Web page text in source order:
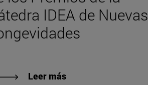
IDEA de Nuevas
Leer más